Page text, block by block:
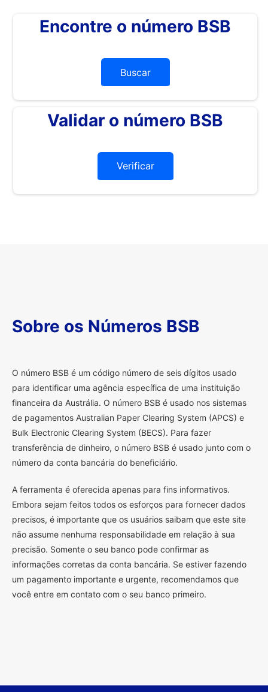
Encontre o número BSB
Buscar
Validar o número BSB
Verificar
Sobre os Números BSB
O número BSB é um código número de seis dígitos usado
para identificar uma agência específica de uma instituição
financeira da Austrália. O número BSB é usado nos sistemas
de pagamentos Australian Paper Clearing System (APCS) e
Bulk Electronic Clearing System (BECS). Para fazer
transferência de dinheiro, o número BSB é usado junto com o
número da conta bancária do beneficiário.
A ferramenta é oferecida apenas para fins informativos.
Embora sejam feitos todos os esforços para fornecer dados
precisos, é importante que os usuários saibam que este site
não assume nenhuma responsabilidade em relação à sua
precisão. Somente o seu banco pode confirmar as
informações corretas da conta bancária. Se estiver fazendo
um pagamento importante e urgente, recomendamos que
você entre em contato com o seu banco primeiro.